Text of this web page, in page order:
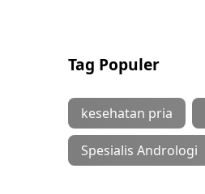
Tag Populer
kesehatan pria
Spesialis Andrologi